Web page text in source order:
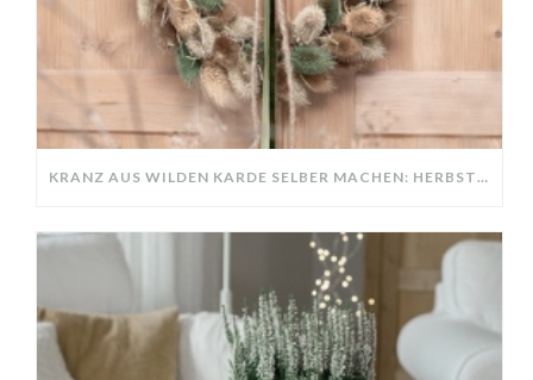
KRANZ AUS WILDEN KARDE SELBER MACHEN: HERBSTDEKO GANZ EINFACH